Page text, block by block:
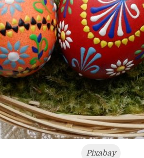
Pixabay